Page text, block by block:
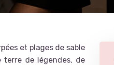
et plages de sable
terre de légendes, de